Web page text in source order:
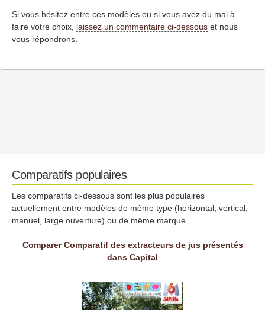
Si vous hésitez entre ces modèles ou si vous avez du mal à
faire votre choix, laissez un commentaire ci-dessous et nous
vous répondrons.
Comparatifs populaires
Les comparatifs ci-dessous sont les plus populaires
actuellement entre modèles de même type (horizontal, vertical,
manuel, large ouverture) ou de même marque.
Comparer Comparatif des extracteurs de jus présentés
dans Capital